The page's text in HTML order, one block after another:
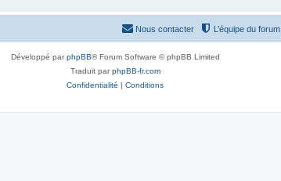
L’équipe du forum
Nous contacter
Développé parphpBB® Forum Software © phpBB Limited
Traduit parphpBB-fr.com
Confidentialité | Conditions